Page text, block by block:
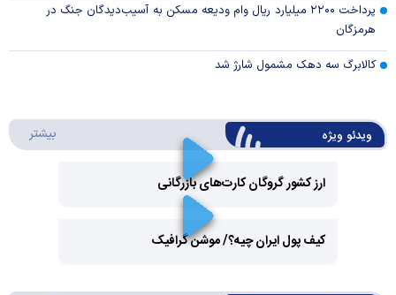
پرداخت ۲۲۰۰ میلیارد ریال وام ودیعه مسکن به آسیب‌دیدگان جنگ در
هرمزگان
کالابرگ سه دهک مشمول شارژ شد
ویدئو ویژه بیشتر
ارز کشور گروگان کارت‌های بازرگانی
کیف پول ایران چیه؟/ موشن گرافیک